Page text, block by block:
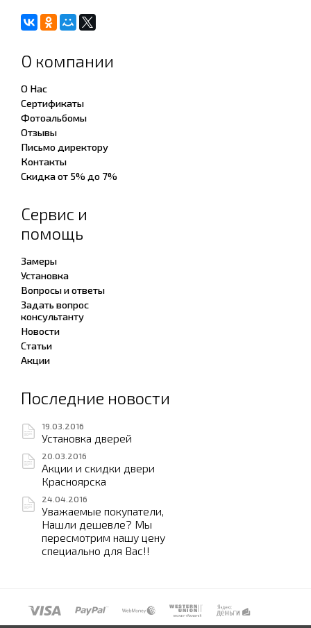
О компании
О Нас
Сертификаты
Фотоальбомы
Отзывы
Письмо директору
Контакты
Скидка от 5% до 7%
Сервис и
помощь
Замеры
Установка
Вопросы и ответы
Задать вопрос
консультанту
Новости
Статьи
Акции
Последние новости
19.03.2016
Установка дверей
20.03.2016
Акции и скидки двери
Красноярска
24.04.2016
Уважаемые покупатели,
Нашли дешевле? Мы
пересмотрим нашу цену
специально для Вас!!